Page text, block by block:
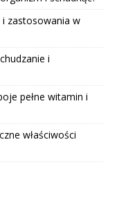
i zastosowania w
i
pełne witamin i
właściwości